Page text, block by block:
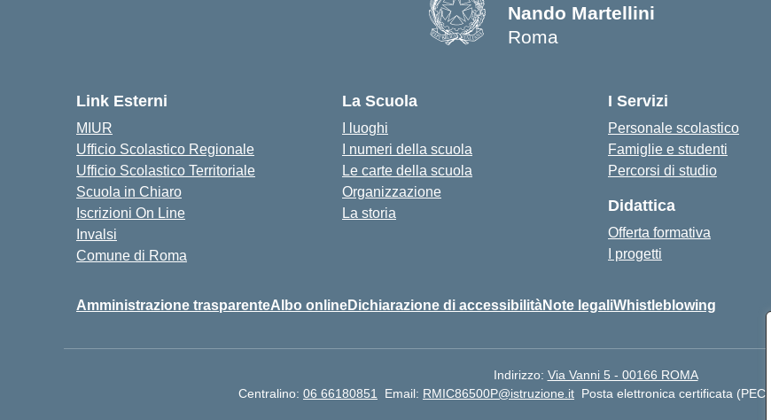
Nando Martellini
Roma
Link Esterni
MIUR
Ufficio Scolastico Regionale
Ufficio Scolastico Territoriale
Scuola in Chiaro
Iscrizioni On Line
Invalsi
Comune di Roma
La Scuola
I luoghi
I numeri della scuola
Le carte della scuola
Organizzazione
La storia
I Servizi
Personale scolastico
Famiglie e studenti
Percorsi di studio
Didattica
Offerta formativa
I progetti
Amministrazione trasparenteAlbo onlineDichiarazione di accessibilitàNote legaliWhistleblowing
Indirizzo: Via Vanni 5 - 00166 ROMA
Centralino: 06 66180851 Email: RMIC86500P@istruzione.it Posta elettronica certificata (PEC):